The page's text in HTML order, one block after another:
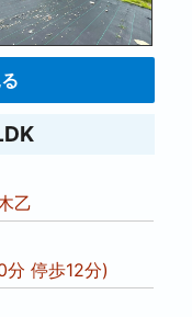
木乙
停歩12分)